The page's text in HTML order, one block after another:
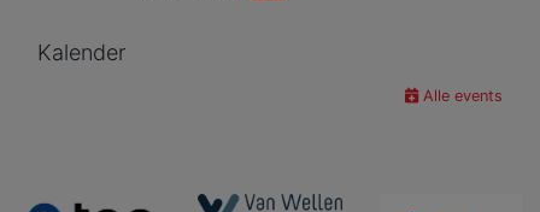
Kalender
Alle events